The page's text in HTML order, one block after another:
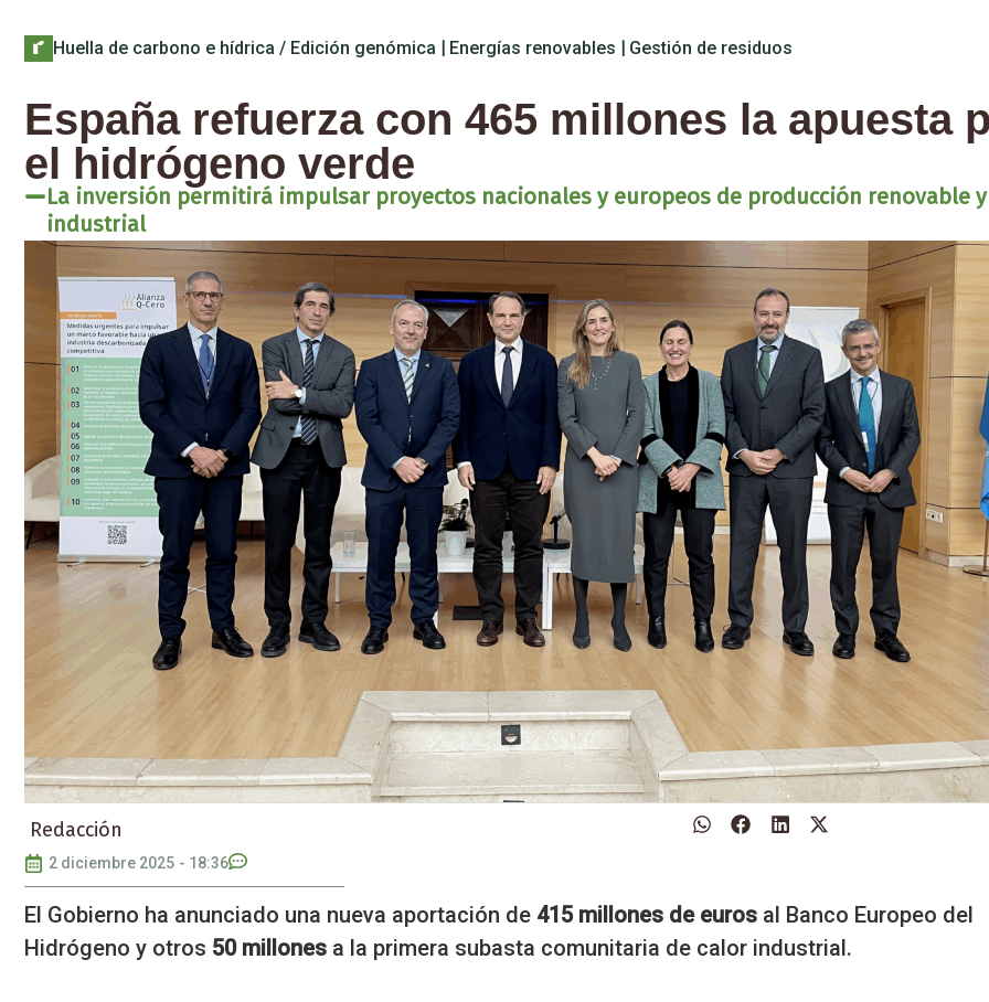
Huella de carbono e hídrica / Edición genómica | Energías renovables | Gestión de residuos
España refuerza con 465 millones la apuesta
el hidrógeno verde
La inversión permitirá impulsar proyectos nacionales y europeos de producción renovable
industrial
Redacción
2 diciembre 2025 - 18:36
El Gobierno ha anunciado una nueva aportación de 415 millones de euros al Banco Europeo del
Hidrógeno y otros 50 millones a la primera subasta comunitaria de calor industrial.